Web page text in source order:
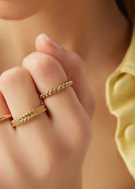
Koleksiyonlar Koleksiyonlar Teenage